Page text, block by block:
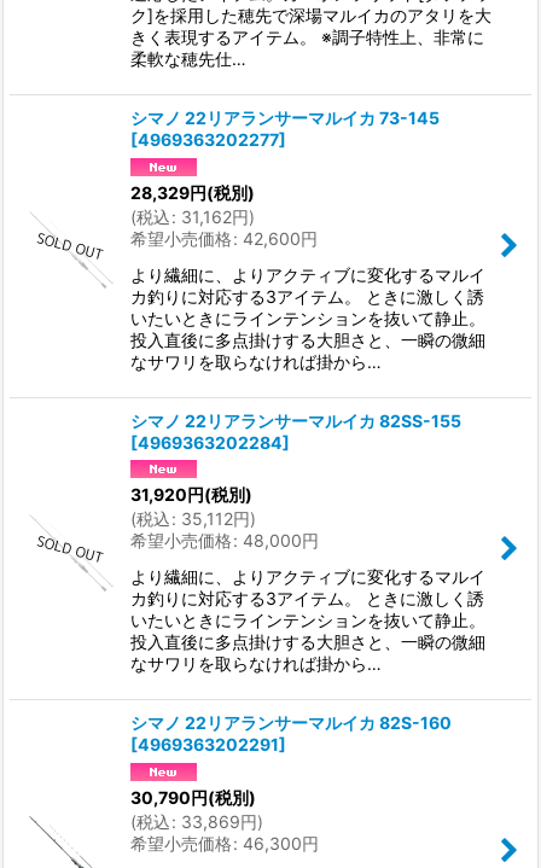
ク]を採用した穂先で深場マルイカのアタリを大
きく表現するアイテム。 ※調子特性上、非常に
柔軟な穂先仕…
シマノ 22リアランサーマルイカ 73-145
[4969363202277]
28,329円(税別)
(税込: 31,162円)
希望小売価格: 42,600円
より繊細に、よりアクティブに変化するマルイ
カ釣りに対応する3アイテム。 ときに激しく誘
いたいときにラインテンションを抜いて静止。
投入直後に多点掛けする大胆さと、一瞬の微細
なサワリを取らなければ掛から…
シマノ 22リアランサーマルイカ 82SS-155
[4969363202284]
31,920円(税別)
(税込: 35,112円)
希望小売価格: 48,000円
より繊細に、よりアクティブに変化するマルイ
カ釣りに対応する3アイテム。 ときに激しく誘
いたいときにラインテンションを抜いて静止。
投入直後に多点掛けする大胆さと、一瞬の微細
なサワリを取らなければ掛から…
シマノ 22リアランサーマルイカ 82S-160
[4969363202291]
30,790円(税別)
(税込: 33,869円)
希望小売価格: 46,300円